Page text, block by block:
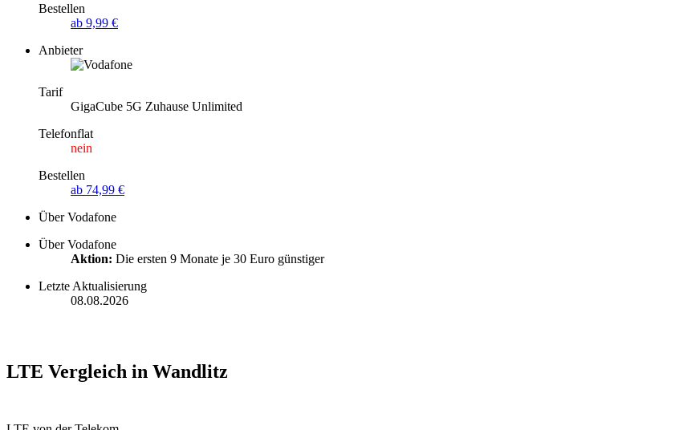
Bestellen
ab 9,99 €
Anbieter
Tarif
GigaCube 5G Zuhause Unlimited
Telefonflat
nein
Bestellen
ab 74,99 €
Über Vodafone
Über Vodafone
Aktion: Die ersten 9 Monate je 30 Euro günstiger
Letzte Aktualisierung
08.08.2026
LTE Vergleich in Wandlitz